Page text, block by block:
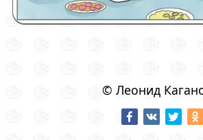
© Леонид